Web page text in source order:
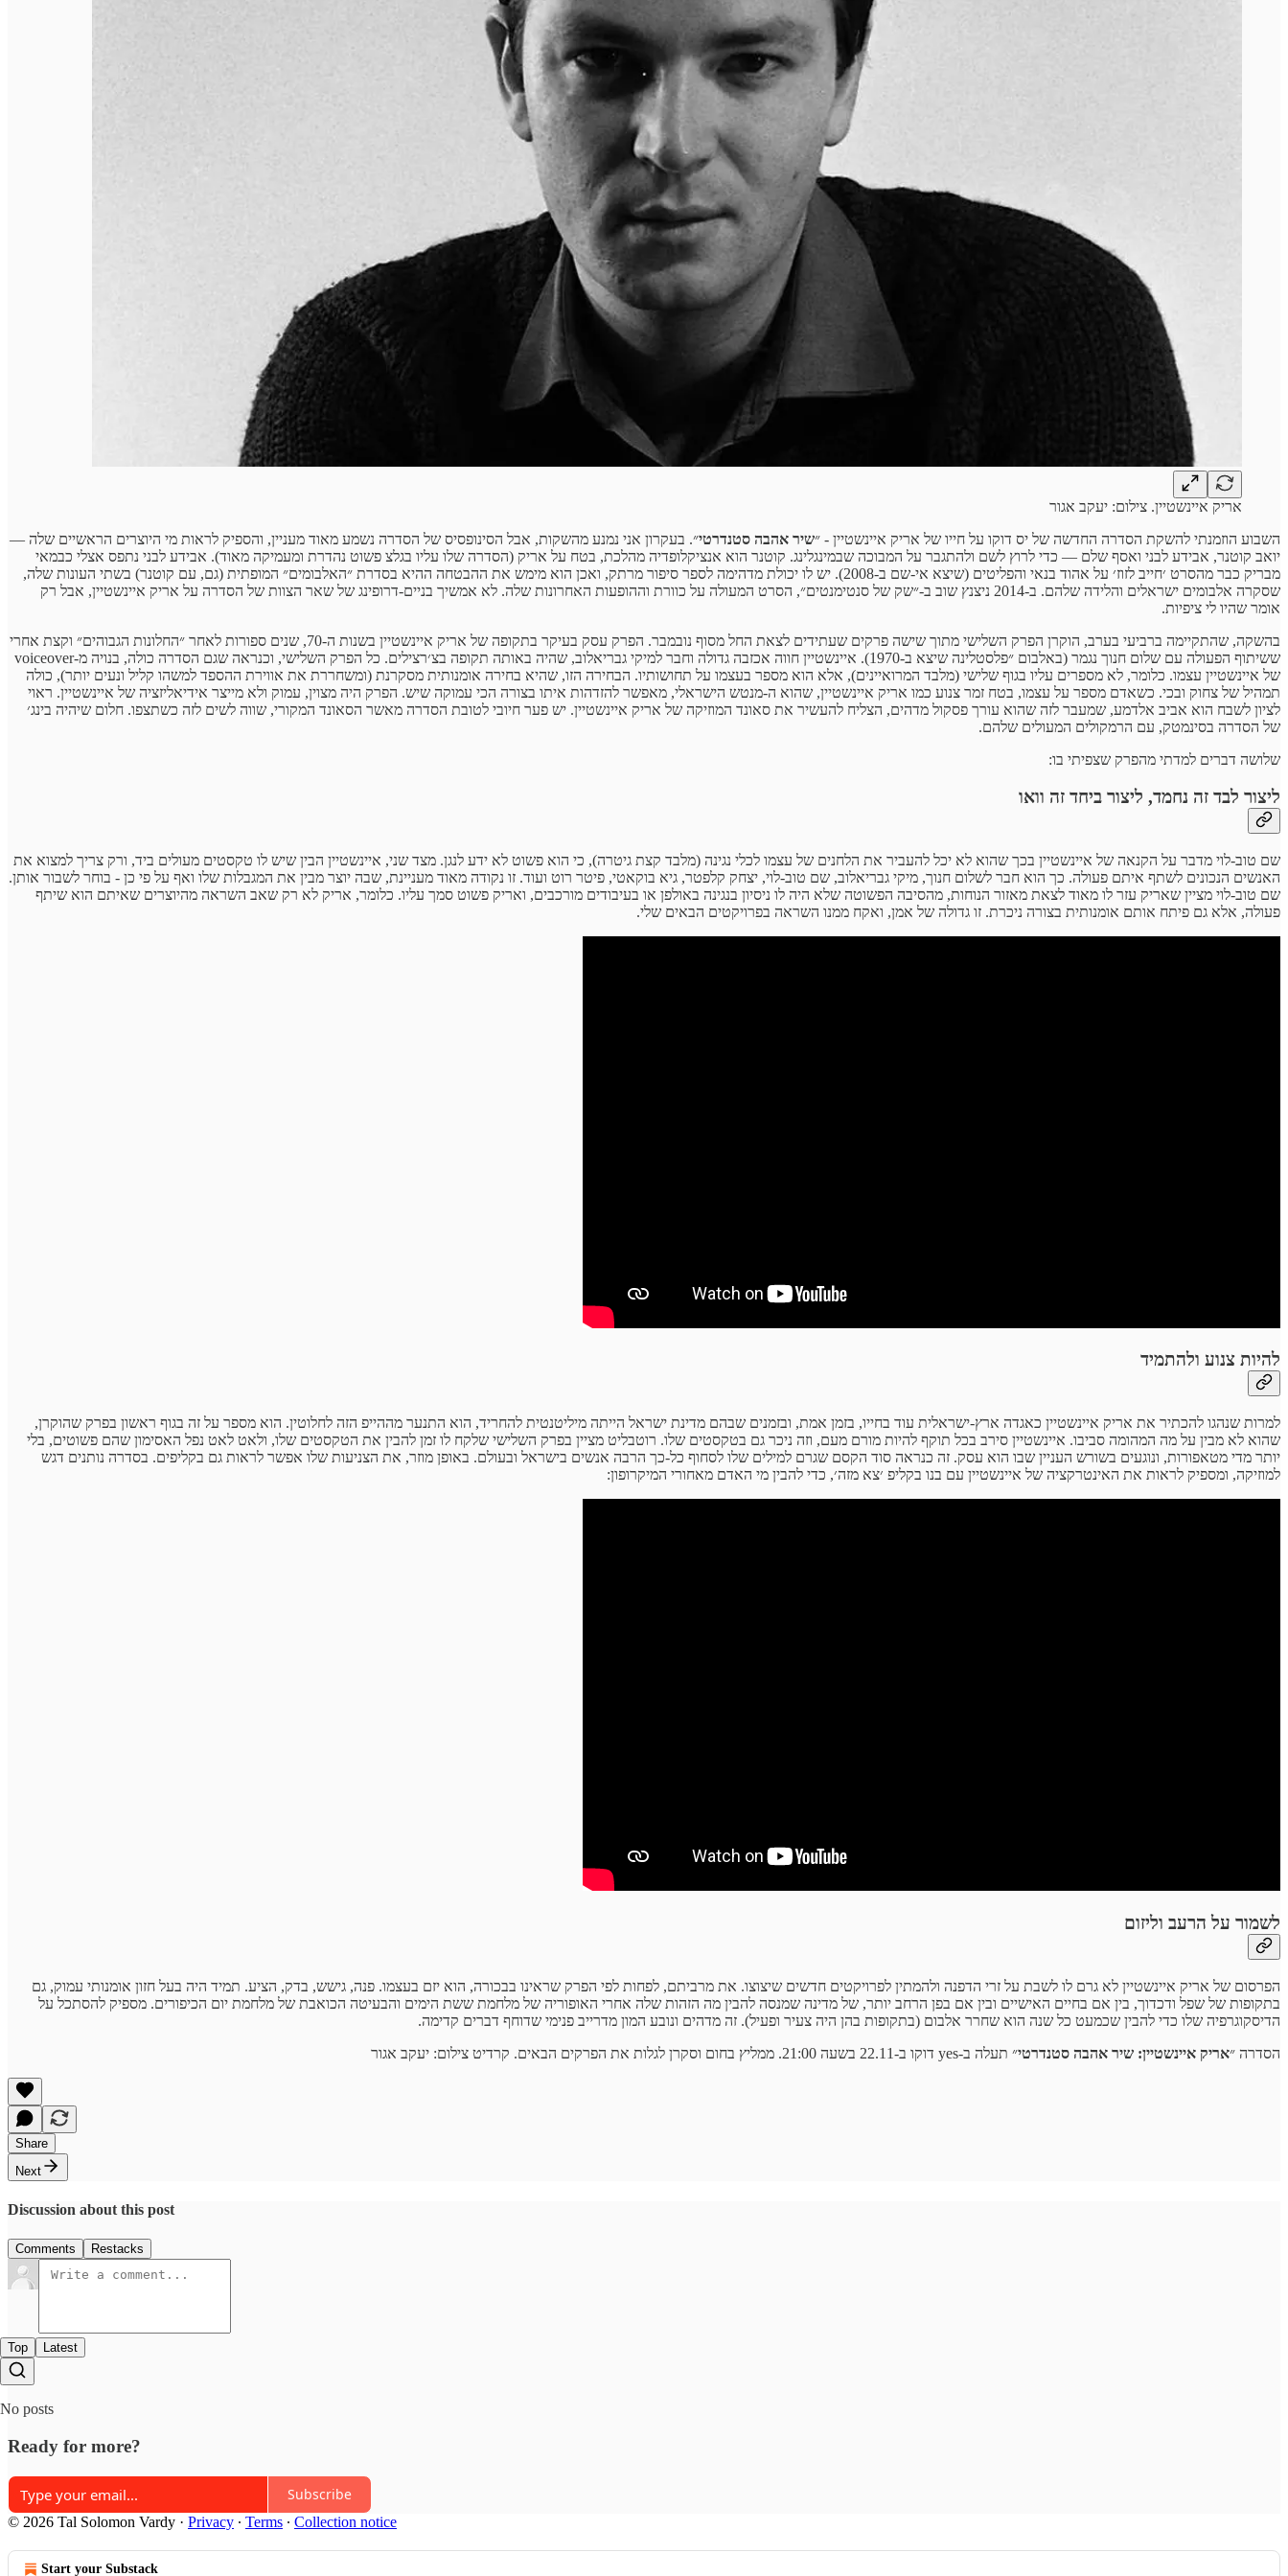
אריק איינשטיין. צילום: יעקב אגור
השבוע הוזמנתי להשקת הסדרה החדשה של יס דוקו על חייו של אריק איינשטיין - ״שיר אהבה סטנדרטי״. בעקרון אני נמנע מהשקות, אבל הסינופסיס של הסדרה נשמע מאוד מעניין, והספיק לראות מי היוצרים הראשיים שלה —
יואב קוטנר, אבידע לבני ואסף שלם — כדי לרוץ לשם ולהתגבר על המבוכה שבמינגלינג. קוטנר הוא אנציקלופדיה מהלכת, בטח על אריק (הסדרה שלו עליו בגלצ פשוט נהדרת ומעמיקה מאוד). אבידע לבני נתפס אצלי כבמאי
מבריק כבר מהסרט ׳חייב לזוז׳ על אהוד בנאי והפליטים (שיצא אי-שם ב-2008). יש לו יכולת מדהימה לספר סיפור מרתק, ואכן הוא מימש את ההבטחה ההיא בסדרת ״האלבומים״ המופתית (גם, עם קוטנר) בשתי העונות שלה,
שסקרה אלבומים ישראלים והלידה שלהם. ב-2014 ניצנץ שוב ב-״שק של סנטימנטים״, הסרט המעולה על כוורת וההופעות האחרונות שלה. לא אמשיך בניים-דרופינג של שאר הצוות של הסדרה על אריק איינשטיין, אבל רק
אומר שהיו לי ציפיות.
בהשקה, שהתקיימה ברביעי בערב, הוקרן הפרק השלישי מתוך שישה פרקים שעתידים לצאת החל מסוף נובמבר. הפרק עסק בעיקר בתקופה של אריק איינשטיין בשנות ה-70, שנים ספורות לאחר ״החלונות הגבוהים״ וקצת אחרי
ששיתוף הפעולה עם שלום חנוך נגמר (באלבום ״פלסטלינה שיצא ב-1970). איינשטיין חווה אכזבה גדולה וחבר למיקי גבריאלוב, שהיה באותה תקופה בצ׳רצילים. כל הפרק השלישי, וכנראה שגם הסדרה כולה, בנויה מ-voiceover
של איינשטיין עצמו. כלומר, לא מספרים עליו בגוף שלישי (מלבד המרואיינים), אלא הוא מספר בעצמו על תחושותיו. הבחירה הזו, שהיא בחירה אומנותית מסקרנת (ומשחררת את אווירת ההספד למשהו קליל ונעים יותר), כולה
תמהיל של צחוק ובכי. כשאדם מספר על עצמו, בטח זמר צנוע כמו אריק איינשטיין, שהוא ה-מנטש הישראלי, מאפשר להזדהות איתו בצורה הכי עמוקה שיש. הפרק היה מצוין, עמוק ולא מייצר אידיאליזציה של איינשטיין. ראוי
לציון לשבח הוא אביב אלדמע, שמעבר לזה שהוא עורך פסקול מדהים, הצליח להעשיר את סאונד המוזיקה של אריק איינשטיין. יש פער חיובי לטובת הסדרה מאשר הסאונד המקורי, שווה לשים לזה כשתצפו. חלום שיהיה בינג׳
של הסדרה בסינמטק, עם הרמקולים המעולים שלהם.
שלושה דברים למדתי מהפרק שצפיתי בו:
ליצור לבד זה נחמד, ליצור ביחד זה וואו
שם טוב-לוי מדבר על הקנאה של איינשטיין בכך שהוא לא יכל להעביר את הלחנים של עצמו לכלי נגינה (מלבד קצת גיטרה), כי הוא פשוט לא ידע לנגן. מצד שני, איינשטיין הבין שיש לו טקסטים מעולים ביד, ורק צריך למצוא את
האנשים הנכונים לשתף איתם פעולה. כך הוא חבר לשלום חנוך, מיקי גבריאלוב, שם טוב-לוי, יצחק קלפטר, גיא בוקאטי, פיטר רוט ועוד. זו נקודה מאוד מעניינת, שבה יוצר מבין את המגבלות שלו ואף על פי כן - בוחר לשבור אותן.
שם טוב-לוי מציין שאריק עזר לו מאוד לצאת מאזור הנוחות, מהסיבה הפשוטה שלא היה לו ניסיון בנגינה באולפן או בעיבודים מורכבים, ואריק פשוט סמך עליו. כלומר, אריק לא רק שאב השראה מהיוצרים שאיתם הוא שיתף
פעולה, אלא גם פיתח אותם אומנותית בצורה ניכרת. זו גדולה של אמן, ואקח ממנו השראה בפרויקטים הבאים שלי.
להיות צנוע ולהתמיד
למרות שנהגו להכתיר את אריק איינשטיין כאגדה ארץ-ישראלית עוד בחייו, בזמן אמת, ובזמנים שבהם מדינת ישראל הייתה מיליטנטית להחריד, הוא התנער מההייפ הזה לחלוטין. הוא מספר על זה בגוף ראשון בפרק שהוקרן,
שהוא לא מבין על מה המהומה סביבו. איינשטיין סירב בכל תוקף להיות מורם מעם, וזה ניכר גם בטקסטים שלו. רוטבליט מציין בפרק השלישי שלקח לו זמן להבין את הטקסטים שלו, ולאט לאט נפל האסימון שהם פשוטים, בלי
יותר מדי מטאפורות, ונוגעים בשורש העניין שבו הוא עסק. זה כנראה סוד הקסם שגרם למילים שלו לסחוף כל-כך הרבה אנשים בישראל ובעולם. באופן מוזר, את הצניעות שלו אפשר לראות גם בקליפים. בסדרה נותנים דגש
למוזיקה, ומספיק לראות את האינטרקציה של איינשטיין עם בנו בקליפ ׳צא מזה׳, כדי להבין מי האדם מאחורי המיקרופון:
לשמור על הרעב וליזום
הפרסום של אריק איינשטיין לא גרם לו לשבת על זרי הדפנה ולהמתין לפרויקטים חדשים שיצוצו. את מרביתם, לפחות לפי הפרק שראינו בבכורה, הוא יזם בעצמו. פנה, גישש, בדק, הציע. תמיד היה בעל חזון אומנותי עמוק, גם
בתקופות של שפל ודכדוך, בין אם בחיים האישיים ובין אם בפן הרחב יותר, של מדינה שמנסה להבין מה הזהות שלה אחרי האופוריה של מלחמת ששת הימים והבעיטה הכואבת של מלחמת יום הכיפורים. מספיק להסתכל על
הדיסקוגרפיה שלו כדי להבין שכמעט כל שנה הוא שחרר אלבום (בתקופות בהן היה צעיר ופעיל). זה מדהים ונובע המון מדרייב פנימי שדוחף דברים קדימה.
הסדרה ״אריק איינשטיין: שיר אהבה סטנדרטי״ תעלה ב-yes דוקו ב-22.11 בשעה 21:00. ממליץ בחום וסקרן לגלות את הפרקים הבאים. קרדיט צילום: יעקב אגור
Share
Next
Discussion about this post
Comments Restacks
Top Latest
No posts
Ready for more?
Subscribe
© 2026 Tal Solomon Vardy · Privacy ∙ Terms ∙ Collection notice
Start your Substack